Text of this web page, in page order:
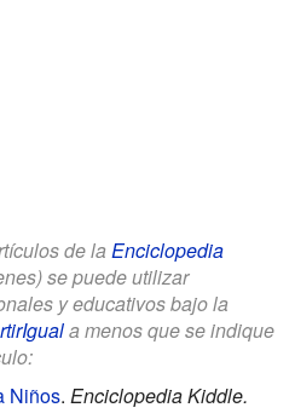
de la Enciclopedia
se puede utilizar
y educativos bajo la
a menos que se indique
Niños. Enciclopedia Kiddle.